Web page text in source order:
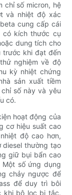
chỉ số micron, hệ
và nhiệt độ xác
cung cấp cái
có kích thước cụ
dung tích cho
trước khi đạt đến
nghiệm về độ
kỳ nhiệt chứng
sản xuất tiềm
số này và yêu
có.
hoạt động của
cơ hiệu suất cao
độ cao hơn,
diesel thường tạo
giữ bụi bẩn cao
số ứng dụng
chảy ngược để
để duy trì bôi
khi bộ lọc bị tắc.